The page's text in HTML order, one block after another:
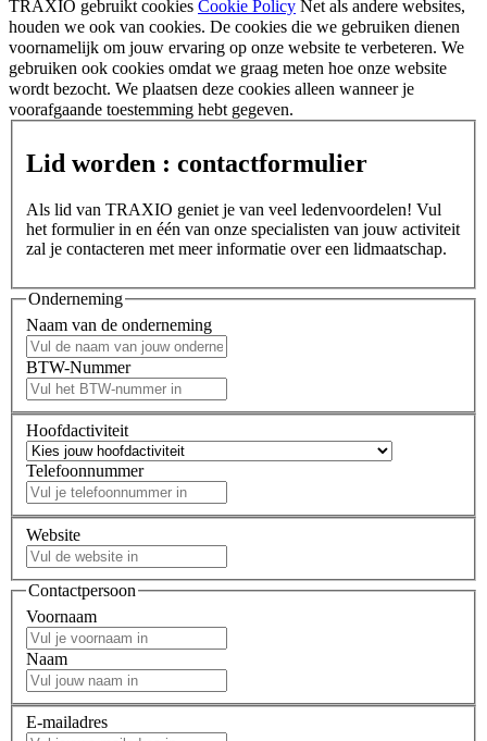
TRAXIO gebruikt cookies Cookie Policy Net als andere websites,
houden we ook van cookies. De cookies die we gebruiken dienen
voornamelijk om jouw ervaring op onze website te verbeteren. We
gebruiken ook cookies omdat we graag meten hoe onze website
wordt bezocht. We plaatsen deze cookies alleen wanneer je
voorafgaande toestemming hebt gegeven.
Lid worden : contactformulier
Als lid van TRAXIO geniet je van veel ledenvoordelen! Vul
het formulier in en één van onze specialisten van jouw activiteit
zal je contacteren met meer informatie over een lidmaatschap.
Onderneming
Naam van de onderneming
BTW-Nummer
Hoofdactiviteit
Telefoonnummer
Website
Contactpersoon
Voornaam
Naam
E-mailadres